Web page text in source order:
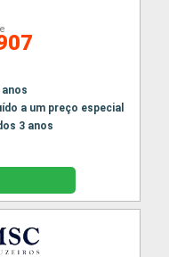
a um preço especial
3 anos